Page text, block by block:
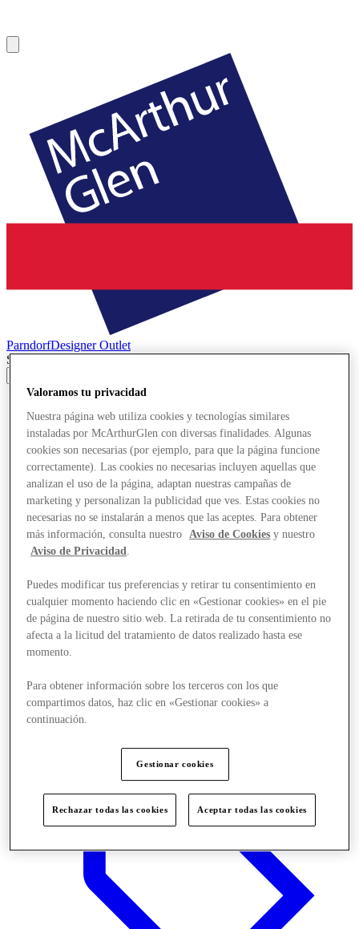
ParndorfDesigner Outlet
Search input
Stores
Valoramos tu privacidad
Nuestra página web utiliza cookies y tecnologías similares
instaladas por McArthurGlen con diversas finalidades. Algunas
cookies son necesarias (por ejemplo, para que la página funcione
correctamente). Las cookies no necesarias incluyen aquellas que
analizan el uso de la página, adaptan nuestras campañas de
marketing y personalizan la publicidad que ves. Estas cookies no
necesarias no se instalarán a menos que las aceptes. Para obtener
más información, consulta nuestro
Aviso de Cookies y nuestro
Aviso de Privacidad.
Puedes modificar tus preferencias y retirar tu consentimiento en
cualquier momento haciendo clic en «Gestionar cookies» en el pie
de página de nuestro sitio web. La retirada de tu consentimiento no
afecta a la licitud del tratamiento de datos realizado hasta ese
momento.
Para obtener información sobre los terceros con los que
compartimos datos, haz clic en «Gestionar cookies» a
continuación.
Gestionar cookies
Rechazar todas las cookies Aceptar todas las cookies